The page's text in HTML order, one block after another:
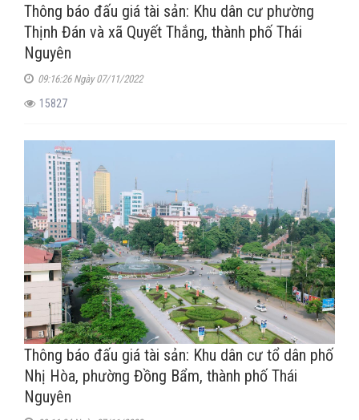
Thông báo đấu giá tài sản: Khu dân cư phường
Thịnh Đán và xã Quyết Thắng, thành phố Thái
Nguyên
09:16:26 Ngày 07/11/2022
15827
Thông báo đấu giá tài sản: Khu dân cư tổ dân phố
Nhị Hòa, phường Đồng Bẩm, thành phố Thái
Nguyên